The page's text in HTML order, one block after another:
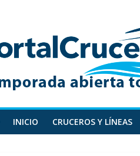
INICIO CRUCEROS Y LÍNEAS